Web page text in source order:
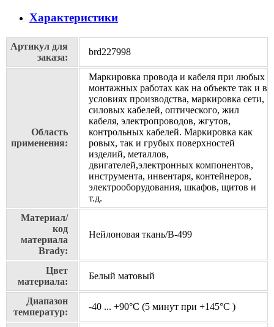
Характеристики
Артикул для
заказа:
brd227998
Область
применения:
Маркировка провода и кабеля при любых
монтажных работах как на объекте так и в
условиях производства, маркировка сети,
силовых кабелей, оптического, жил
кабеля, электропроводов, жгутов,
контрольных кабелей. Маркировка как
ровых, так и грубых поверхностей
изделий, металлов,
двигателей,электронных компонентов,
инструмента, инвентаря, контейнеров,
электрооборудования, шкафов, щитов и
т.д.
Материал/
код
материала
Brady:
Нейлоновая ткань/В-499
Цвет
материала:
Белый матовый
Диапазон
температур:
-40 ... +90°С (5 минут при +145°С )